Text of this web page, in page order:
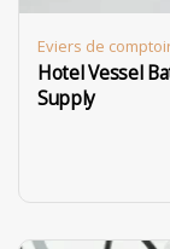
Eviers de
Hotel Vessel
Supply